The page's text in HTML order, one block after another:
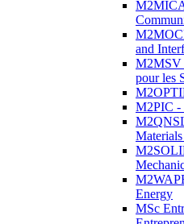
and
M2MSV
pour les
M2PIC -
Energy
MSc